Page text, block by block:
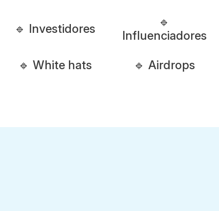
🔹 Investidores
🔹
Influenciadores
🔹 White hats 🔹 Airdrops